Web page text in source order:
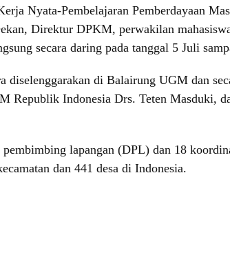
Nyata-Pembelajaran Pemberdayaan
Direktur DPKM, perwakilan
secara daring pada tanggal 5 Juli
diselenggarakan di Balairung UGM dan
Indonesia Drs. Teten Masduki,
lapangan (DPL) dan 18
dan 441 desa di Indonesia.